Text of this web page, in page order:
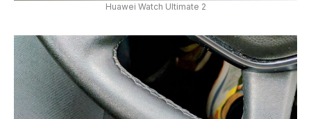
Huawei Watch Ultimate 2